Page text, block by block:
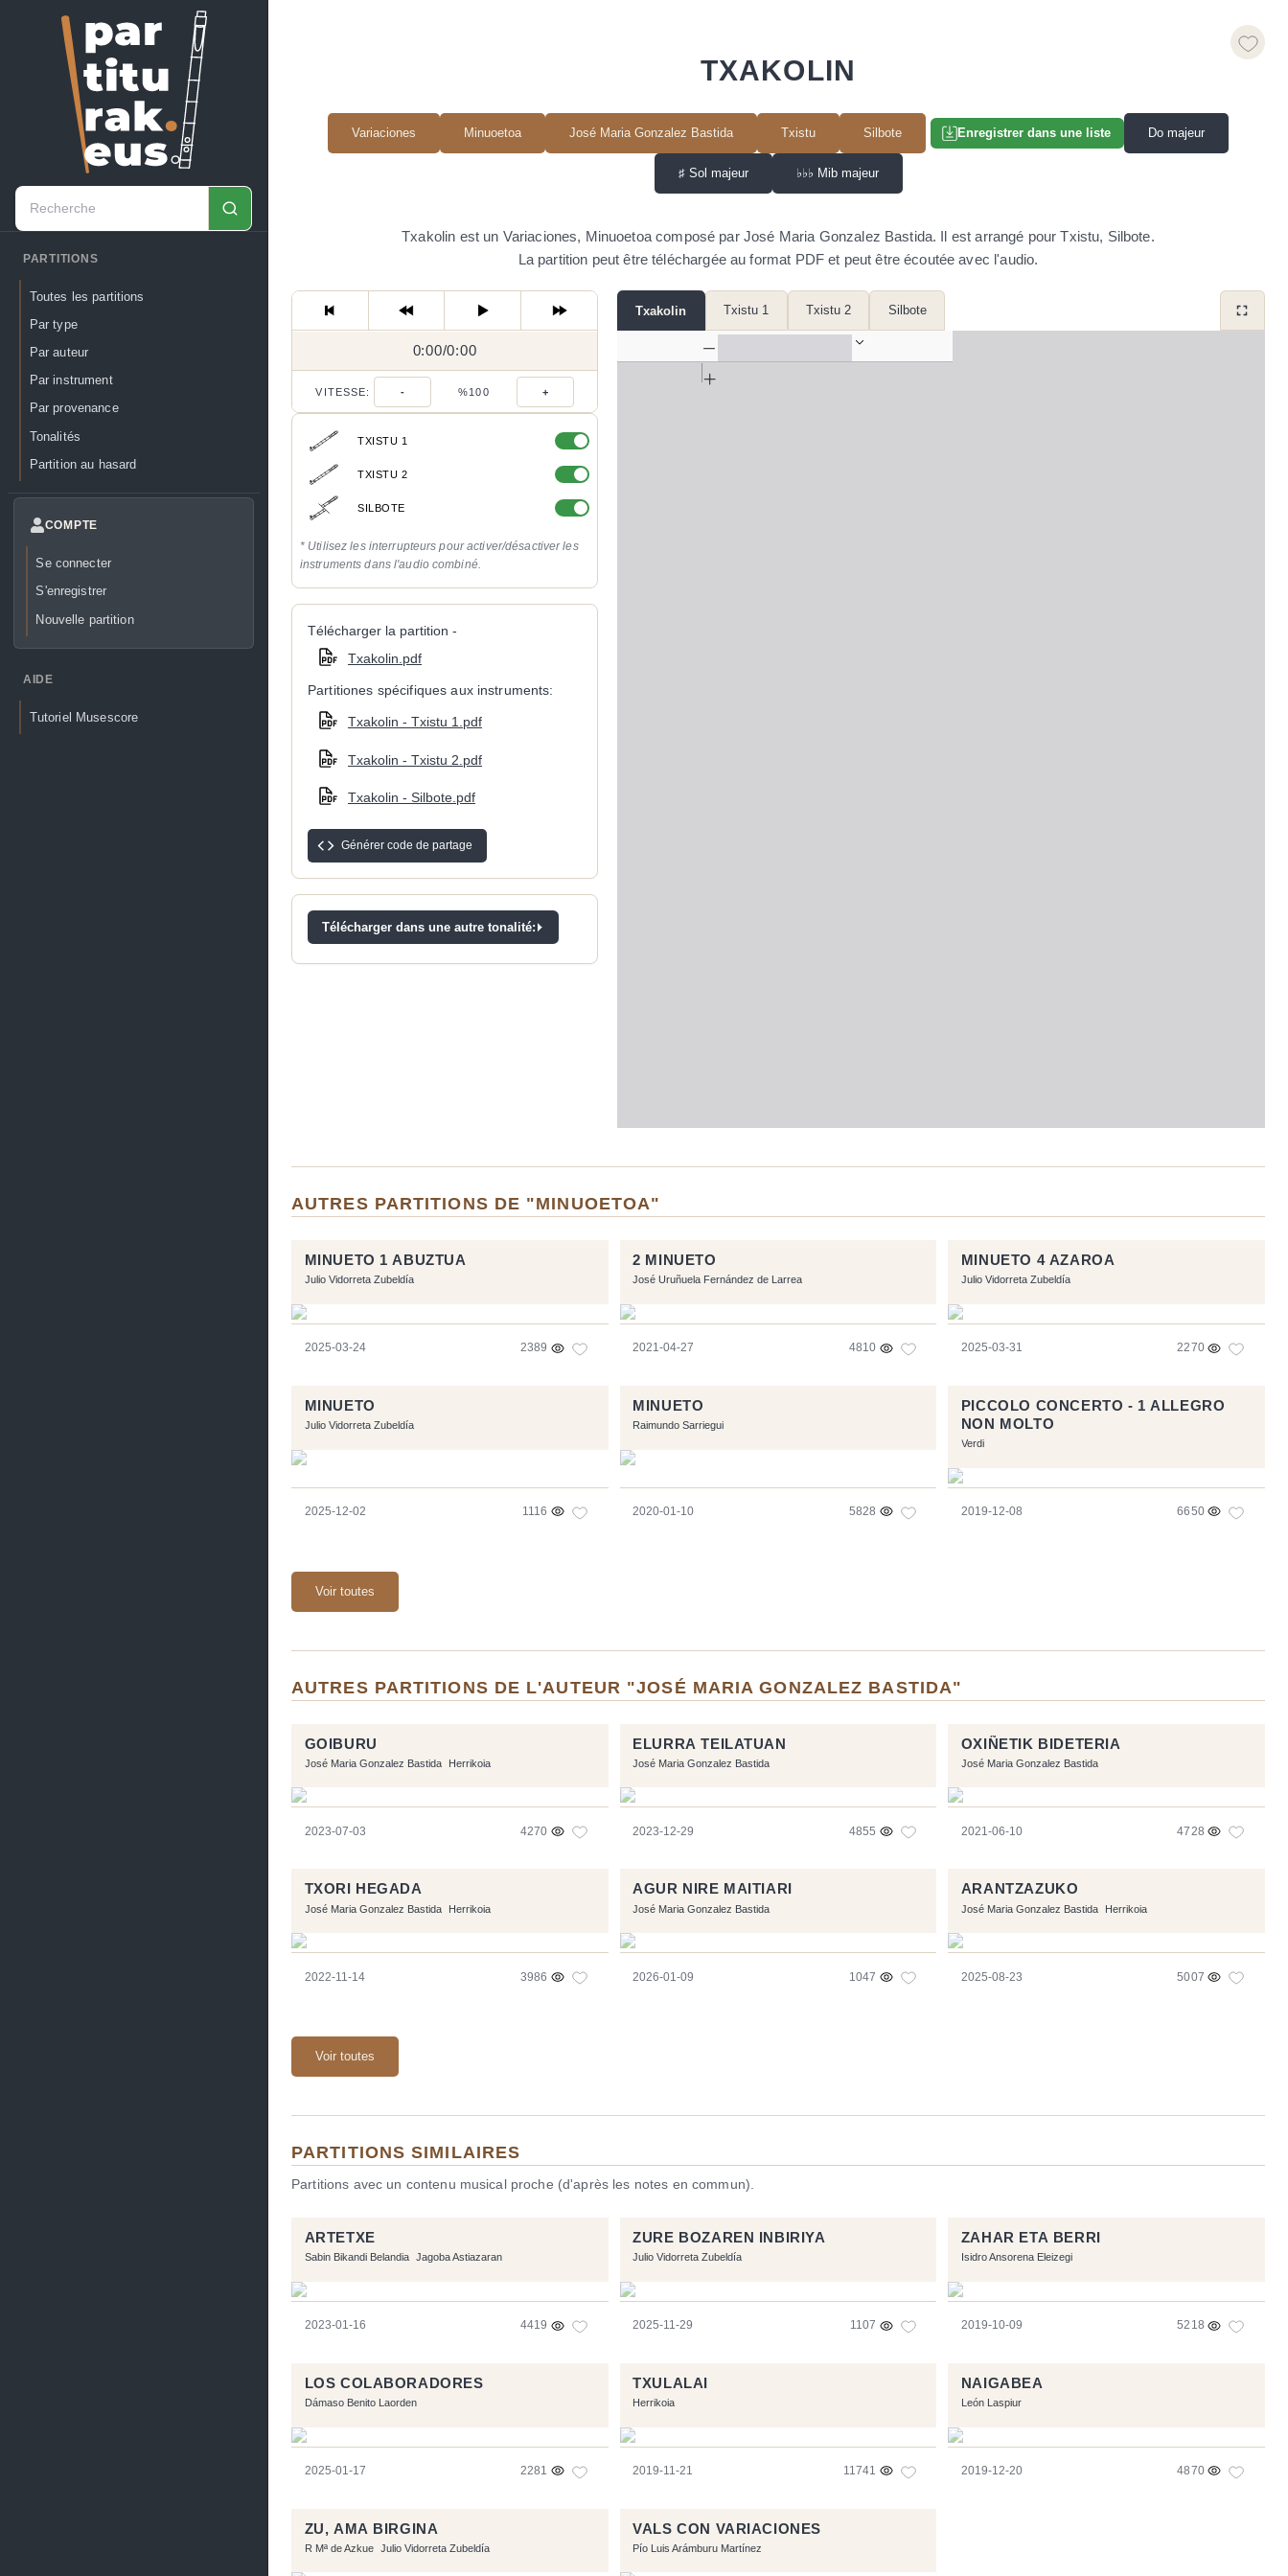
PARTITIONS
Toutes les partitions
Par type
Par auteur
Par instrument
Par provenance
Tonalités
Partition au hasard
COMPTE
Se connecter
S'enregistrer
Nouvelle partition
AIDE
Tutoriel Musescore
TXAKOLIN
Variaciones Minuoetoa José Maria Gonzalez Bastida Txistu Silbote Enregistrer dans une liste Do majeur
♯Sol majeur ♭♭♭ Mib majeur
Txakolin est un Variaciones, Minuoetoa composé par José Maria Gonzalez Bastida. Il est arrangé pour Txistu, Silbote.
La partition peut être téléchargée au format PDF et peut être écoutée avec l'audio.
0:00/
0:00/0:00
VITESSE: - %100 +
TXISTU 1
TXISTU 2
SILBOTE
* Utilisez les interrupteurs pour activer/désactiver les
instruments dans l'audio combiné.
Télécharger la partition -
Txakolin.pdf
Partitiones spécifiques aux instruments:
Txakolin - Txistu 1.pdf
Txakolin - Txistu 2.pdf
Txakolin - Silbote.pdf
Générer code de partage
Télécharger dans une autre tonalité:
Txakolin Txistu 1 Txistu 2 Silbote
AUTRES PARTITIONS DE "MINUOETOA"
MINUETO 1 ABUZTUA
Julio Vidorreta Zubeldía
2025-03-24 2389
2 MINUETO
José Uruñuela Fernández de Larrea
2021-04-27 4810
MINUETO 4 AZAROA
Julio Vidorreta Zubeldía
2025-03-31 2270
MINUETO
Julio Vidorreta Zubeldía
2025-12-02 1116
MINUETO
Raimundo Sarriegui
2020-01-10 5828
PICCOLO CONCERTO - 1 ALLEGRO
NON MOLTO
Verdi
2019-12-08 6650
Voir toutes
AUTRES PARTITIONS DE L'AUTEUR "JOSÉ MARIA GONZALEZ BASTIDA"
GOIBURU
José Maria Gonzalez Bastida Herrikoia
2023-07-03 4270
ELURRA TEILATUAN
José Maria Gonzalez Bastida
2023-12-29 4855
OXIÑETIK BIDETERIA
José Maria Gonzalez Bastida
2021-06-10 4728
TXORI HEGADA
José Maria Gonzalez Bastida Herrikoia
2022-11-14 3986
AGUR NIRE MAITIARI
José Maria Gonzalez Bastida
2026-01-09 1047
ARANTZAZUKO
José Maria Gonzalez Bastida Herrikoia
2025-08-23 5007
Voir toutes
PARTITIONS SIMILAIRES
Partitions avec un contenu musical proche (d'après les notes en commun).
ARTETXE
Sabin Bikandi Belandia Jagoba Astiazaran
2023-01-16 4419
ZURE BOZAREN INBIRIYA
Julio Vidorreta Zubeldía
2025-11-29 1107
ZAHAR ETA BERRI
Isidro Ansorena Eleizegi
2019-10-09 5218
LOS COLABORADORES
Dámaso Benito Laorden
2025-01-17 2281
TXULALAI
Herrikoia
2019-11-21 11741
NAIGABEA
León Laspiur
2019-12-20 4870
ZU, AMA BIRGINA
R Mª de Azkue Julio Vidorreta Zubeldía
VALS CON VARIACIONES
Pío Luis Arámburu Martínez